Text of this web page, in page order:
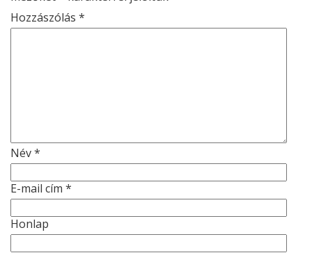
Hozzászólás *
Név*
E-mail cím *
Honlap